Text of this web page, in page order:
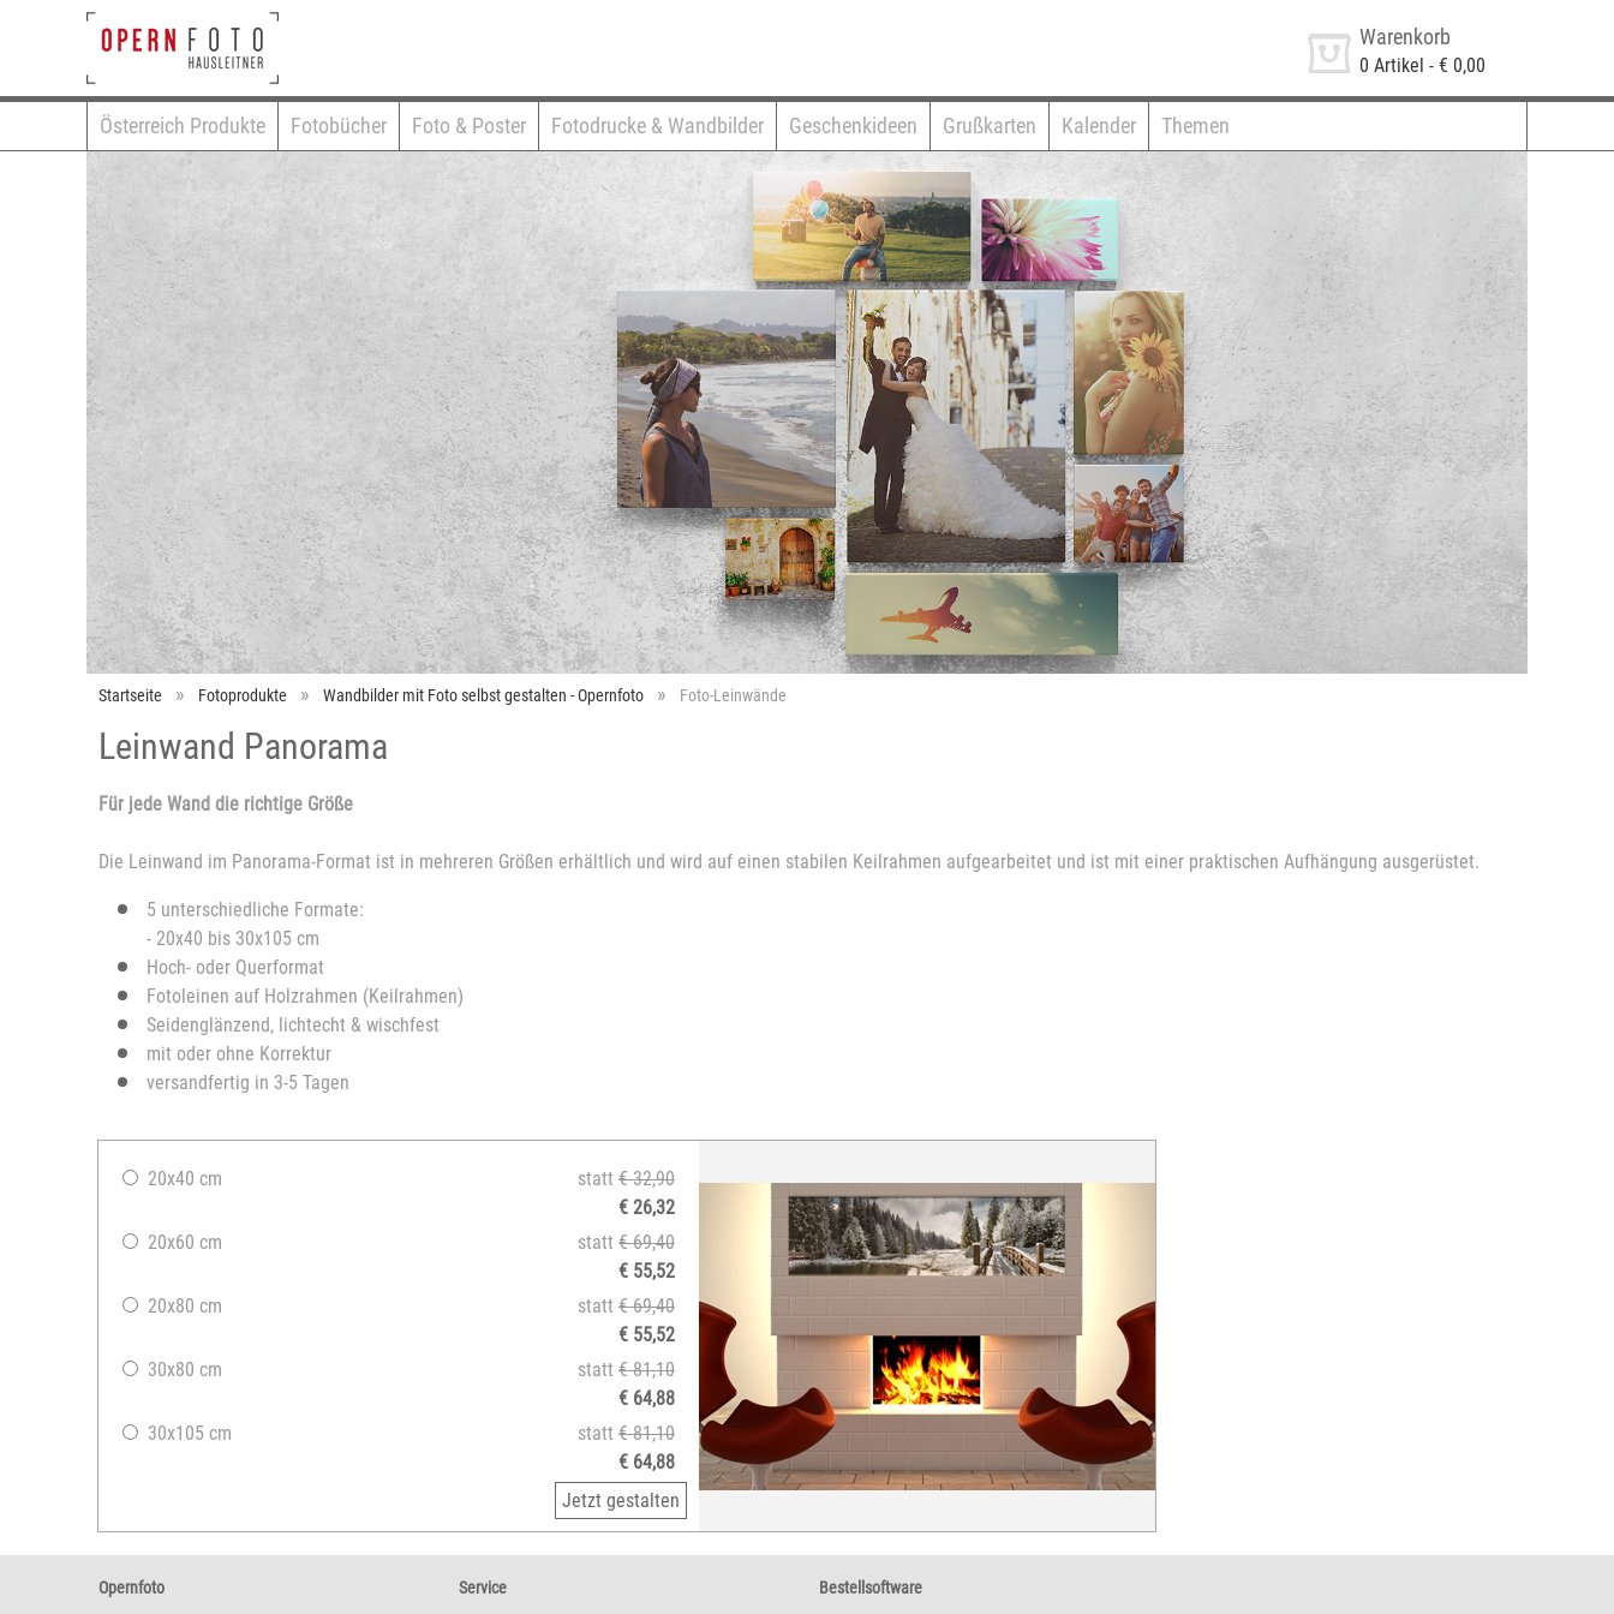
Warenkorb
0 Artikel - € 0,00
Österreich Produkte Fotobücher Foto & Poster Fotodrucke & Wandbilder Geschenkideen Grußkarten Kalender Themen
Startseite Fotoprodukte Wandbilder mit Foto selbst gestalten - Opernfoto Foto-Leinwände
Leinwand Panorama
Für jede Wand die richtige Größe
Die Leinwand im Panorama-Format ist in mehreren Größen erhältlich und wird auf einen stabilen Keilrahmen aufgearbeitet und ist mit einer praktischen Aufhängung ausgerüstet.
5 unterschiedliche Formate:
- 20x40 bis 30x105 cm
Hoch- oder Querformat
Fotoleinen auf Holzrahmen (Keilrahmen)
Seidenglänzend, lichtecht & wischfest
mit oder ohne Korrektur
versandfertig in 3-5 Tagen
20x40 cm statt € 32,90
€ 26,32
20x60 cm
statt € 69,40
€ 55,52
20x80 cm
statt € 69,40
€ 55,52
30x80 cm
statt € 81,10
€ 64,88
30x105 cm
statt € 81,10
€ 64,88
Jetzt gestalten
Opernfoto Service Bestellsoftware